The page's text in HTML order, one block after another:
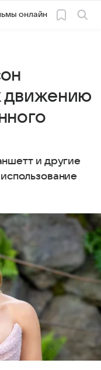
онлайн
движению
и другие